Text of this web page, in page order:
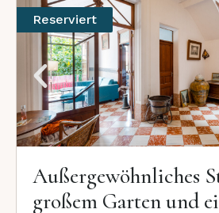
Reserviert
Außergewöhnliches
großem Garten und